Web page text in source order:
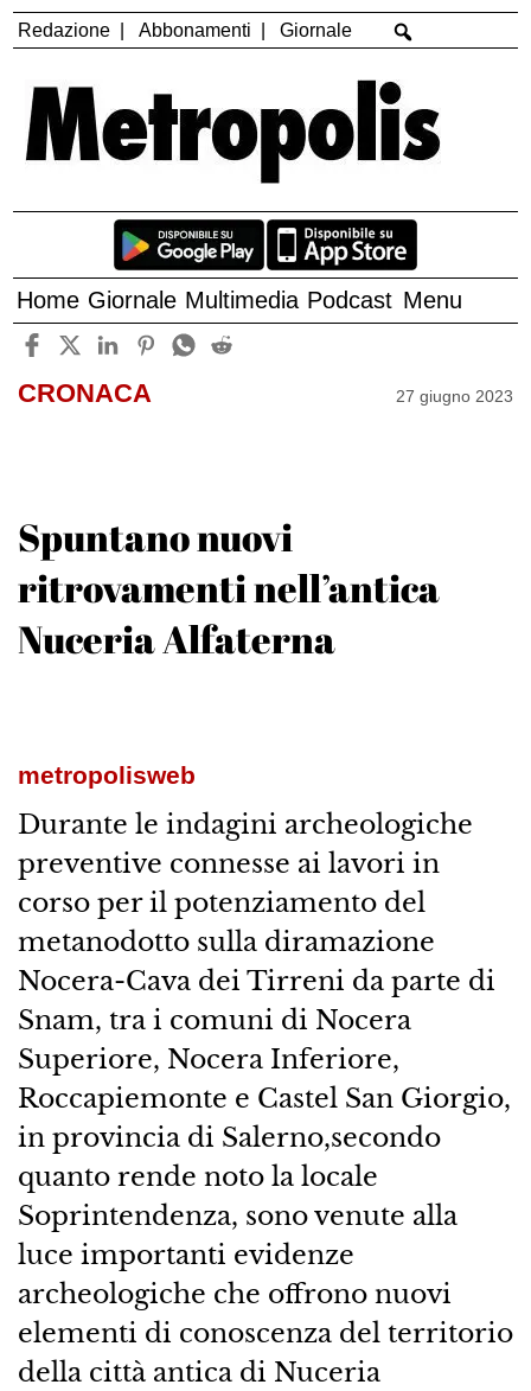
Redazione Abbonamenti Giornale
Home Giornale Multimedia Podcast Menu
CRONACA 27 giugno 2023
Spuntano nuovi
ritrovamenti nell’antica
Nuceria Alfaterna
metropolisweb
Durante le indagini archeologiche
preventive connesse ai lavori in
corso per il potenziamento del
metanodotto sulla diramazione
Nocera-Cava dei Tirreni da parte di
Snam, tra i comuni di Nocera
Superiore, Nocera Inferiore,
Roccapiemonte e Castel San Giorgio,
in provincia di Salerno,secondo
quanto rende noto la locale
Soprintendenza, sono venute alla
luce importanti evidenze
archeologiche che offrono nuovi
elementi di conoscenza del territorio
della città antica di Nuceria